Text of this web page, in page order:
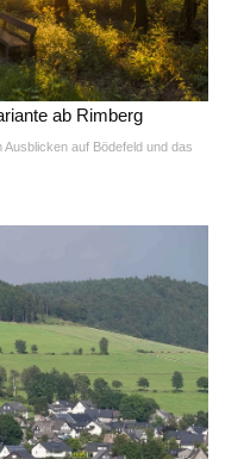
ab Rimberg
auf Bödefeld und das